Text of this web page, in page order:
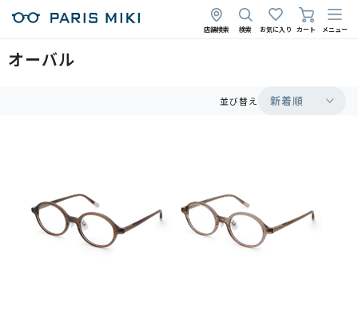
店舗検索 検索 お気に入り カート メニュー
オーバル
並び替え 新着順